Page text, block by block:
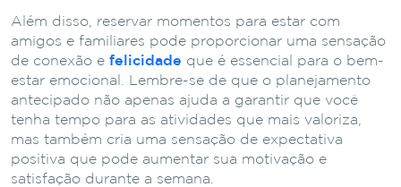
Além disso, reservar momentos para estar com
amigos e familiares pode proporcionar uma sensação
de conexão e felicidade que é essencial para o bem-
estar emocional. Lembre-se de que o planejamento
antecipado não apenas ajuda a garantir que você
tenha tempo para as atividades que mais valoriza,
mas também cria uma sensação de expectativa
positiva que pode aumentar sua motivação e
satisfação durante a semana.